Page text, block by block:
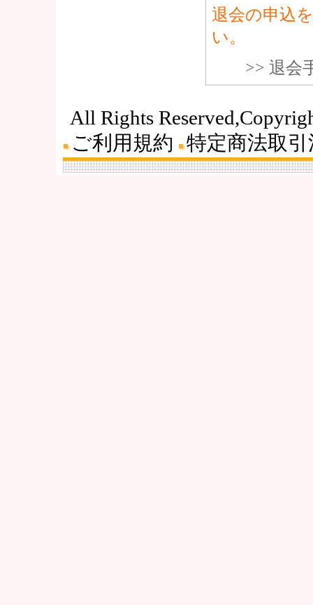
退会の申込
い。
>> 退会
All Rights
ご利用規約
特定商法取